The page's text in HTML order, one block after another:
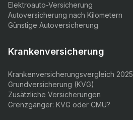
Elektroauto-Versicherung
Autoversicherung nach Kilometern
Günstige Autoversicherung
Krankenversicherung
Krankenversicherungsvergleich 2025
Grundversicherung (KVG)
Zusätzliche Versicherungen
Grenzgänger: KVG oder CMU?